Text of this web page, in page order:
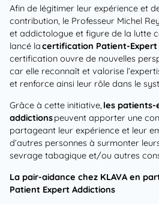
Afin de légitimer leur expérience et
contribution, le Professeur Michel
et addictologue et figure de la lutte
lancé lacertification Patient-Expert
certification ouvre de nouvelles
car elle reconnaît et valorise
et renforce ainsi leur rôle dans le
Grâce à cette initiative,les patients-
addictionspeuvent apporter une
partageant leur expérience et leur
d’autres personnes à surmonter
sevrage tabagique et/ou autres
La pair-aidance chez KLAVA en
Patient Expert Addictions